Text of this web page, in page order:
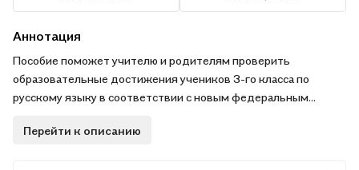
Аннотация
Пособие поможет учителю и родителям проверить
образовательные достижения учеников 3-го класса по
русскому языку в соответствии с новым федеральным
образования. В тетради представлен уровневый подход к
Перейти к описанию